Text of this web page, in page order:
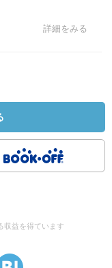
詳細をみる
収益を得ています